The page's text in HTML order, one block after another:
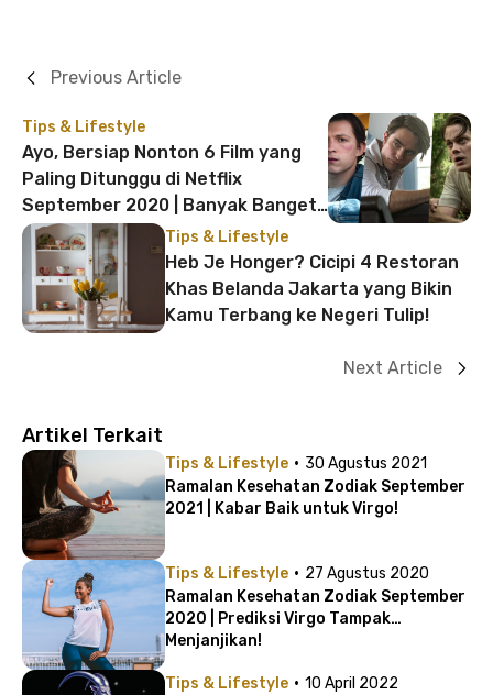
Tips & Lifestyle
Ayo, Bersiap Nonton 6 Film yang
Paling Ditunggu di Netflix
September 2020 | Banyak Banget
Film Thriller!
Previous Article
Tips & Lifestyle
Heb Je Honger? Cicipi 4 Restoran
Khas Belanda Jakarta yang Bikin
Kamu Terbang ke Negeri Tulip!
Next Article
Artikel Terkait
Tips & Lifestyle · 30 Agustus 2021
Ramalan Kesehatan Zodiak September
2021 | Kabar Baik untuk Virgo!
Tips & Lifestyle · 27 Agustus 2020
Ramalan Kesehatan Zodiak September
2020 | Prediksi Virgo Tampak
Menjanjikan!
Tips & Lifestyle · 10 April 2022